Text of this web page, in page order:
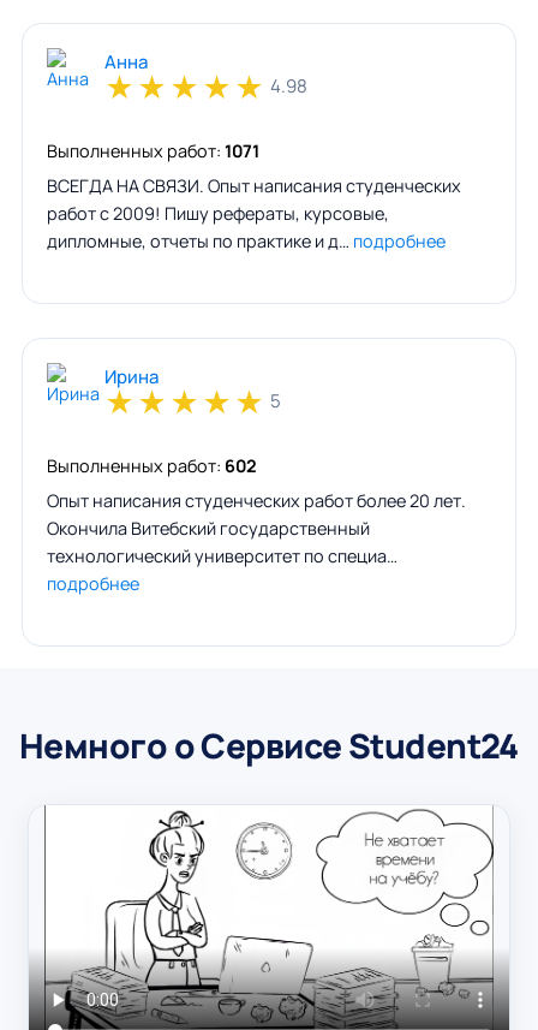
Анна
★★★★★ 4.98
Выполненных работ: 1071
ВСЕГДА НА СВЯЗИ. Опыт написания студенческих
работ с 2009! Пишу рефераты, курсовые,
дипломные, отчеты по практике и д… подробнее
Ирина
★★★★★ 5
Выполненных работ: 602
Опыт написания студенческих работ более 20 лет.
Окончила Витебский государственный
технологический университет по специа…
подробнее
Немного о Сервисе Student24